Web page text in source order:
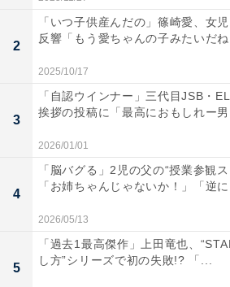
2
「いつ子供産んだの」篠崎愛、女
反響「もう愛ちゃんの子みたいだ
2025/10/17
3
「自認ウインナー」三代目JSB・
挨拶の投稿に「最高におもしれー
2026/01/01
4
「脳バグる」2児の父の“授業参観
「お姉ちゃんじゃないか！」「逆
2026/05/13
5
「過去1最高傑作」上田竜也、
し方”シリーズで初の失敗!? 「...